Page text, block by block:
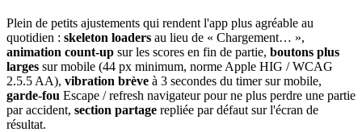
Plein de petits ajustements qui rendent l'app plus agréable au
quotidien : skeleton loaders au lieu de « Chargement… »,
animation count-up sur les scores en fin de partie, boutons plus
larges sur mobile (44 px minimum, norme Apple HIG / WCAG
2.5.5 AA), vibration brève à 3 secondes du timer sur mobile,
garde-fou Escape / refresh navigateur pour ne plus perdre une partie
par accident, section partage repliée par défaut sur l'écran de
résultat.